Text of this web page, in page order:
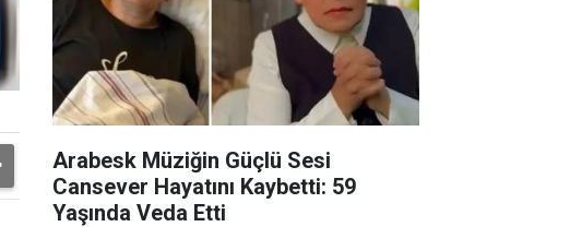
Arabesk Müziğin Güçlü Sesi
Cansever Hayatını Kaybetti: 59
Yaşında Veda Etti